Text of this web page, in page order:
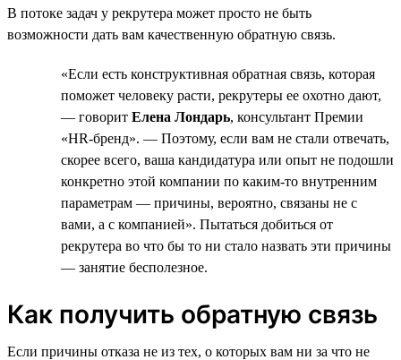
В потоке задач у рекрутера может просто не быть
возможности дать вам качественную обратную связь.
«Если есть конструктивная обратная связь, которая
поможет человеку расти, рекрутеры ее охотно дают,
— говорит Елена Лондарь, консультант Премии
«HR-бренд». — Поэтому, если вам не стали отвечать,
скорее всего, ваша кандидатура или опыт не подошли
конкретно этой компании по каким-то внутренним
параметрам — причины, вероятно, связаны не с
вами, а с компанией». Пытаться добиться от
рекрутера во что бы то ни стало назвать эти причины
— занятие бесполезное.
Как получить обратную связь
Если причины отказа не из тех, о которых вам ни за что не